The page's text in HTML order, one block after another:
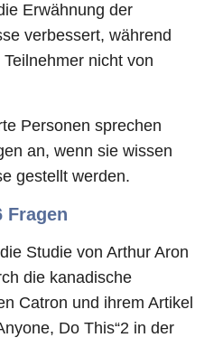
Erwähnung der
verbessert, während
nicht von
Personen sprechen
an, wenn sie wissen
gestellt werden.
Fragen
Studie von Arthur Aron
die kanadische
Catron und ihrem Artikel
Do This“2 in der